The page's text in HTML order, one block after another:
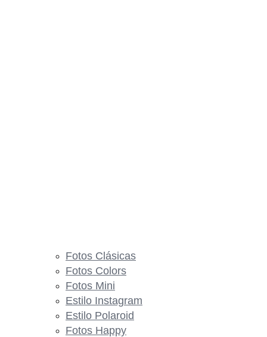
Fotos Clásicas
Fotos Colors
Fotos Mini
Estilo Instagram
Estilo Polaroid
Fotos Happy